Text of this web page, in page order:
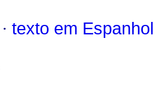
· texto em Espanhol